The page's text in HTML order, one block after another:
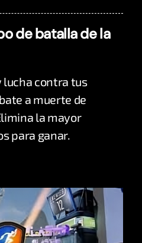
de batalla de la
lucha contra tus
a muerte de
la mayor
para ganar.